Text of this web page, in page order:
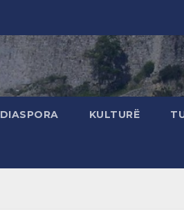
DIASPORA KULTURË